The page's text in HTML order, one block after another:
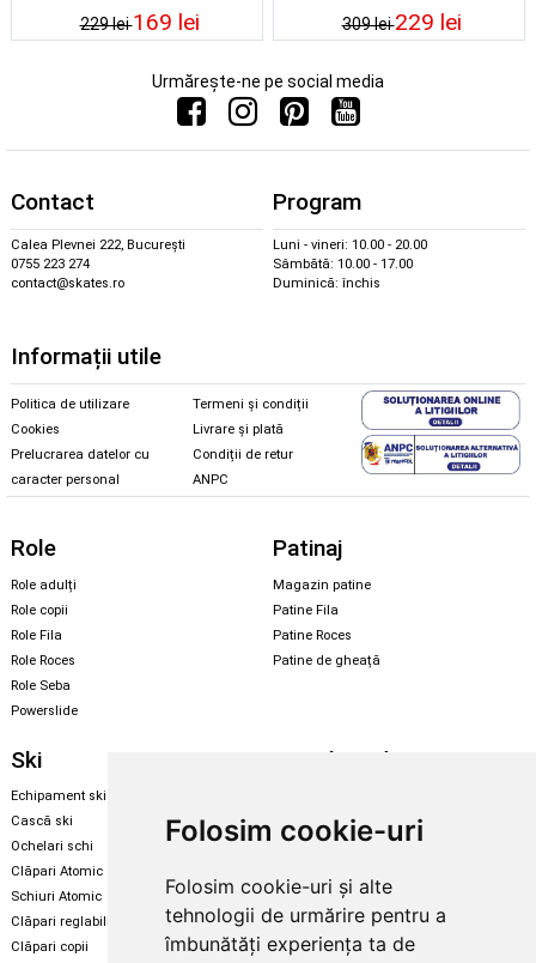
Folosim cookie-uri
Folosim cookie-uri și alte
tehnologii de urmărire pentru a
îmbunătăți experiența ta de
229 lei169 lei 309 lei229 lei
Urmărește-ne pe social media
Contact
Calea Plevnei 222, București
0755 223 274
contact@skates.ro
Program
Luni - vineri: 10.00 - 20.00
Sâmbătă: 10.00 - 17.00
Duminică: închis
Informații utile
Politica de utilizare
Cookies
Prelucrarea datelor cu
caracter personal
Termeni și condiții
Livrare și plată
Condiții de retur
ANPC
Role
Role adulți
Role copii
Role Fila
Role Roces
Role Seba
Powerslide
Patinaj
Magazin patine
Patine Fila
Patine Roces
Patine de gheață
Ski
Echipament ski
Cască ski
Ochelari schi
Clăpari Atomic
Schiuri Atomic
Clăpari reglabili
Clăpari copii
Snowboard
Echipament snowboard
Legături Rome SDS
Skate & longboard
Enuff Skateboards